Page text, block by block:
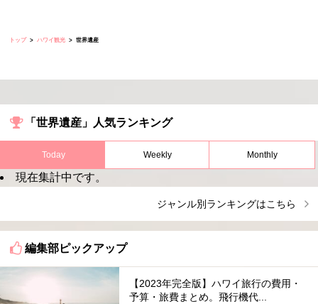
トップ ハワイ観光 世界遺産
「世界遺産」人気ランキング
Today Weekly Monthly
現在集計中です。
ジャンル別ランキングはこちら
編集部ピックアップ
【2023年完全版】ハワイ旅行の費用・
予算・旅費まとめ。飛行機代...